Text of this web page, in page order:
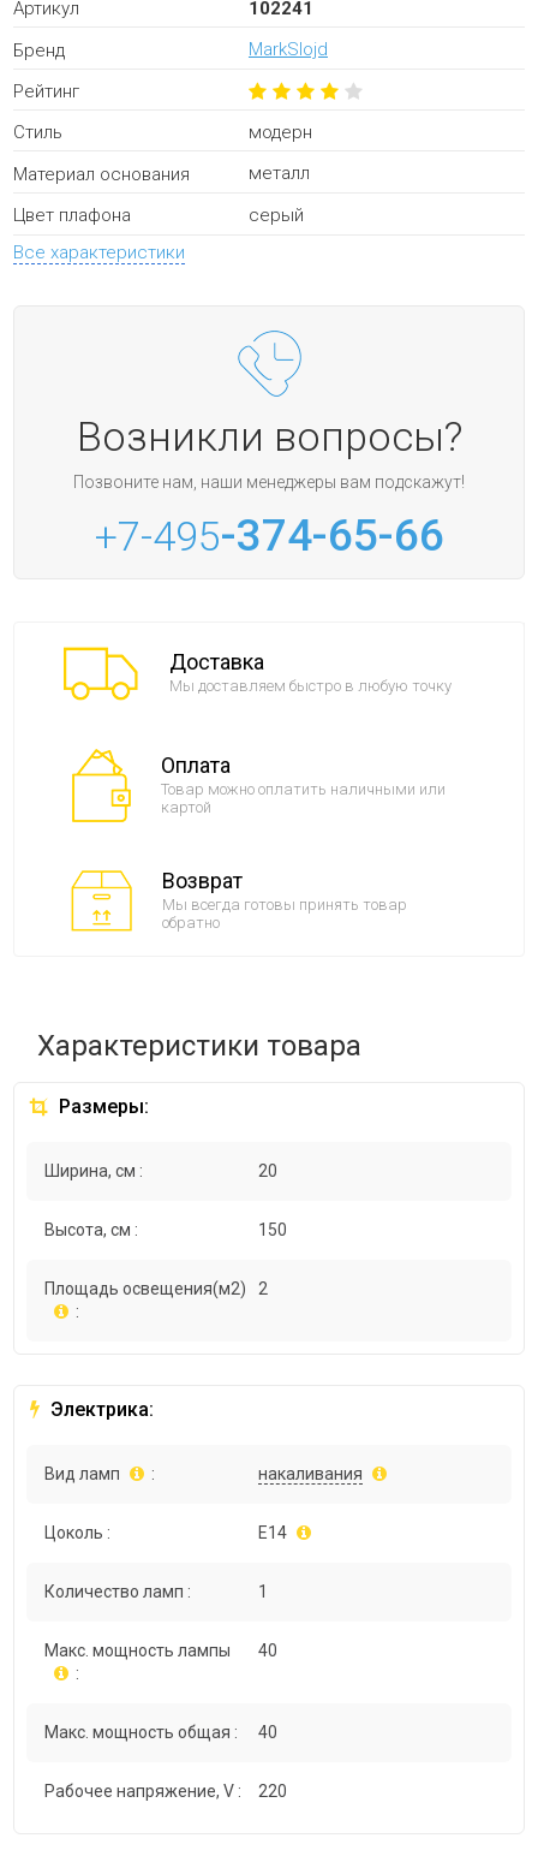
Артикул
102241
Бренд
MarkSlojd
Рейтинг
Стиль
модерн
Материал основания
металл
Цвет плафона
серый
Все характеристики
Возникли вопросы?
Позвоните нам, наши менеджеры вам подскажут!
+7-495-374-65-66
Доставка
Мы доставляем быстро в любую точку
Оплата
Товар можно оплатить наличными или
картой
Возврат
Мы всегда готовы принять товар
обратно
Характеристики товара
Размеры:
Ширина, см : 20
Высота, см : 150
Площадь освещения(м2)
:
2
Электрика:
Вид ламп : накаливания
Цоколь : E14
Количество ламп : 1
Макс. мощность лампы
:
40
Макс. мощность общая : 40
Рабочее напряжение, V : 220